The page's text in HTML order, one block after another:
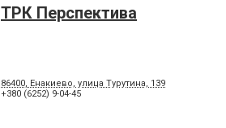
ТРК Перспектива
86400, Енакиево, улица Турутина, 139
+380 (6252) 9-04-45